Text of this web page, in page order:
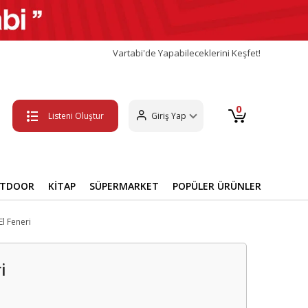
Vartabi'de Yapabileceklerini Keşfet!
Listeni Oluştur Giriş Yap 0
KİTAP SÜPERMARKET POPÜLER ÜRÜNLER
Feneri